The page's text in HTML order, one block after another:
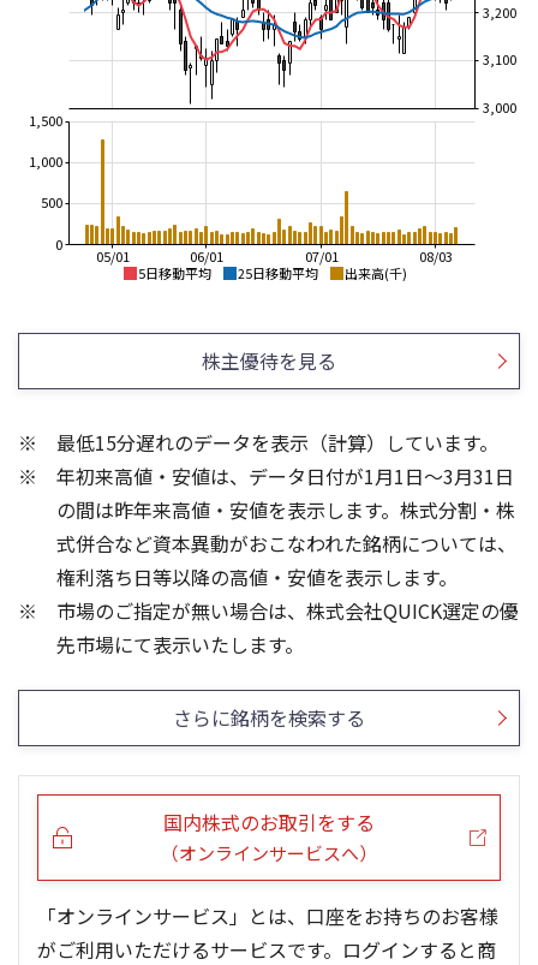
5日移動平均 25日移動平均 出来高(千)
08/03
07/01
06/01
05/01
3,000
3,100
3,200
0
500
1,000
1,500
25/12
25/10
25/08
25/06
25/04
2,600
2,800
3,200
3,400
200
24/01
23/01
22/01
21/01
1,500
2,000
3,000
株主優待を見る
最低15分遅れのデータを表示（計算）しています。
年初来高値・安値は、データ日付が1月1日～3月31日
の間は昨年来高値・安値を表示します。株式分割・株
式併合など資本異動がおこなわれた銘柄については、
権利落ち日等以降の高値・安値を表示します。
市場のご指定が無い場合は、株式会社QUICK選定の優
先市場にて表示いたします。
さらに銘柄を検索する
国内株式のお取引をする
（オンラインサービスへ）
「オンラインサービス」とは、口座をお持ちのお客様
がご利用いただけるサービスです。ログインすると商